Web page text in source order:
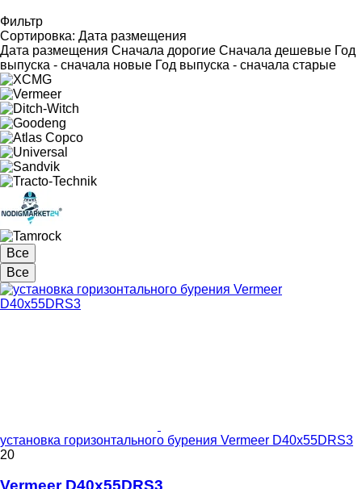
Фильтр
Сортировка: Дата размещения
Дата размещения Сначала дорогие Сначала дешевые Год
выпуска - сначала новые Год выпуска - сначала старые
Все
Все
установка горизонтального бурения Vermeer D40x55DRS3
20